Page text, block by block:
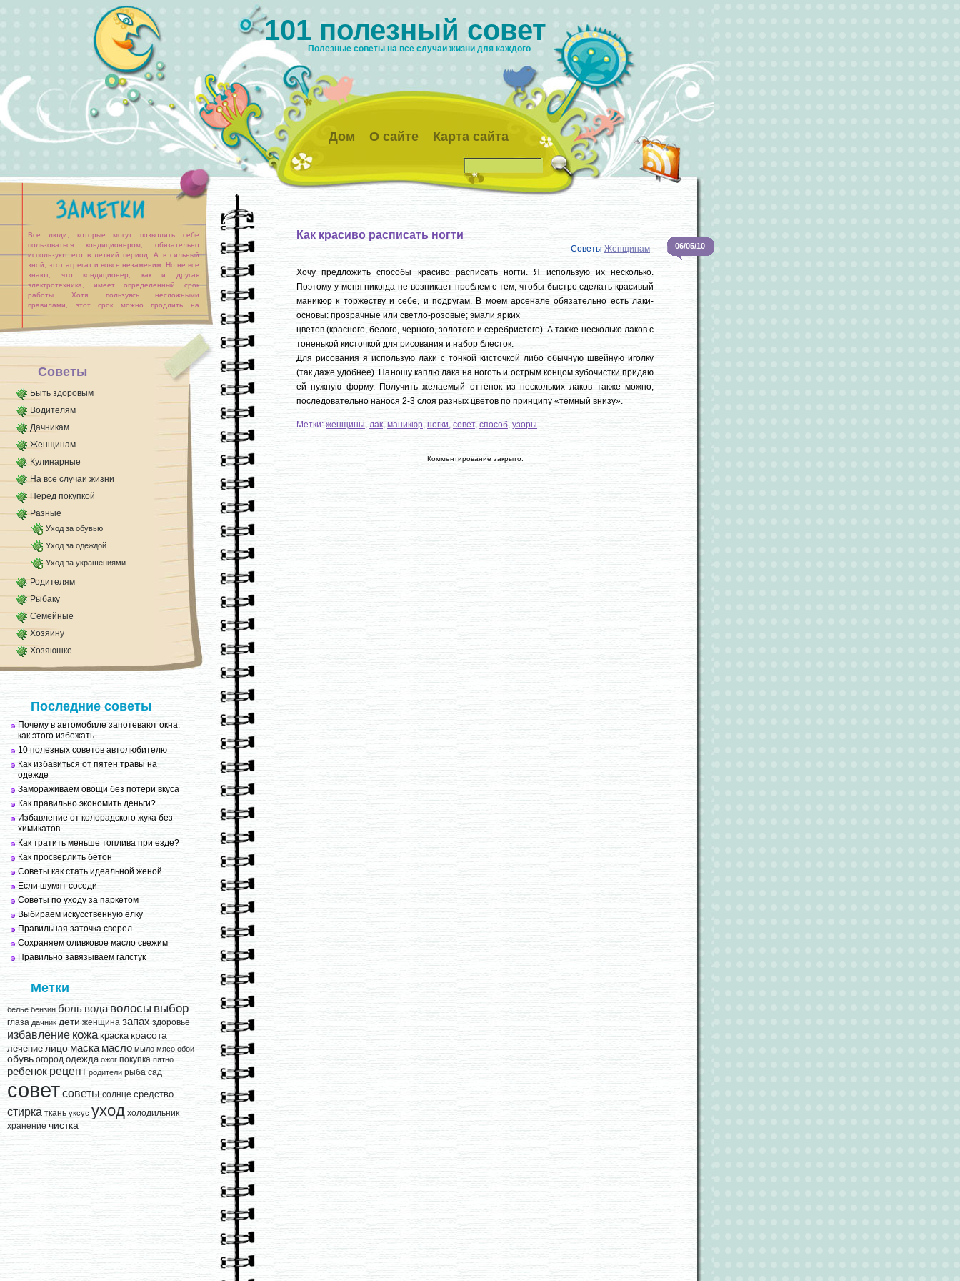
101 полезный совет
Полезные советы на все случаи жизни для каждого
Дом О сайте Карта сайта
Все люди, которые могут позволить себе
пользоваться кондиционером, обязательно
используют его в летний период. А в сильный
зной, этот агрегат и вовсе незаменим. Но не все
знают, что кондиционер, как и другая
электротехника, имеет определенный срок
работы. Хотя, пользуясь несложными
правилами, этот срок можно продлить на
значительное время.
Так, например, обязательно нужно чистить
Советы
Быть здоровым
Водителям
Дачникам
Женщинам
Кулинарные
На все случаи жизни
Перед покупкой
Разные
Уход за обувью
Уход за одеждой
Уход за украшениями
Родителям
Рыбаку
Семейные
Хозяину
Хозяюшке
Последние советы
Почему в автомобиле запотевают окна:
как этого избежать
10 полезных советов автолюбителю
Как избавиться от пятен травы на
одежде
Замораживаем овощи без потери вкуса
Как правильно экономить деньги?
Избавление от колорадского жука без
химикатов
Как тратить меньше топлива при езде?
Как просверлить бетон
Советы как стать идеальной женой
Если шумят соседи
Советы по уходу за паркетом
Выбираем искусственную ёлку
Правильная заточка сверел
Сохраняем оливковое масло свежим
Правильно завязываем галстук
Метки
белье бензин боль вода волосы выбор
глаза дачник дети женщина запах здоровье
избавление кожа краска красота
лечение лицо маска масло мыло мясо обои
обувь огород одежда ожог покупка пятно
ребенок рецепт родители рыба сад
советсоветы солнце средство
стирка ткань уксус уход холодильник
хранение чистка
Как красиво расписать ногти
Советы Женщинам 06/05/10
Хочу предложить способы красиво расписать ногти. Я использую их несколько.
Поэтому у меня никогда не возникает проблем с тем, чтобы быстро сделать красивый
маникюр к торжеству и себе, и подругам. В моем арсенале обязательно есть лаки-
основы: прозрачные или светло-розовые; эмали ярких
цветов (красного, белого, черного, золотого и серебристого). А также несколько лаков с
тоненькой кисточкой для рисования и набор блесток.
Для рисования я использую лаки с тонкой кисточкой либо обычную швейную иголку
(так даже удобнее). Наношу каплю лака на ноготь и острым концом зубочистки придаю
ей нужную форму. Получить желаемый оттенок из нескольких лаков также можно,
последовательно нанося 2-3 слоя разных цветов по принципу «темный внизу».
Метки: женщины, лак, маникюр, ногки, совет, способ, узоры
Комментирование закрыто.